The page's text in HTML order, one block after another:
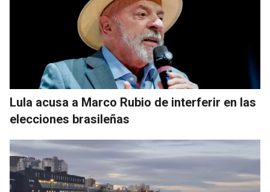
Lula acusa a Marco Rubio de interferir en las
elecciones brasileñas